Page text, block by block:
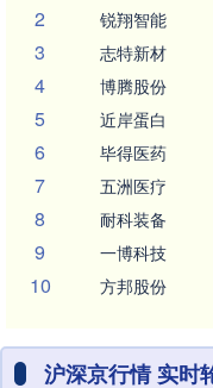
2 锐翔智能
3 志特新材
4 博腾股份
5 近岸蛋白
6 毕得医药
7 五洲医疗
8 耐科装备
9 一博科技
10 方邦股份
沪深京行情 实时